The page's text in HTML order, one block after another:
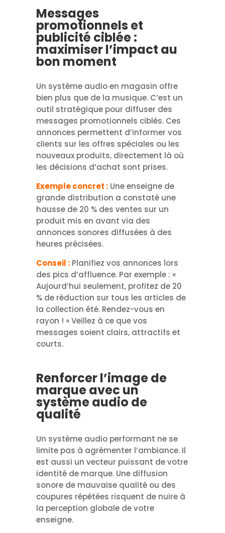
Messages
promotionnels et
publicité ciblée :
maximiser l’impact au
bon moment
Un système audio en magasin offre
bien plus que de la musique. C’est un
outil stratégique pour diffuser des
messages promotionnels ciblés. Ces
annonces permettent d’informer vos
clients sur les offres spéciales ou les
nouveaux produits, directement là où
les décisions d’achat sont prises.
Exemple concret :Une enseigne de
grande distribution a constaté une
hausse de 20 % des ventes sur un
produit mis en avant via des
annonces sonores diffusées à des
heures précisées.
Conseil :Planifiez vos annonces lors
des pics d’affluence. Par exemple : «
Aujourd’hui seulement, profitez de 20
% de réduction sur tous les articles de
la collection été. Rendez-vous en
rayon ! » Veillez à ce que vos
messages soient clairs, attractifs et
courts.
Renforcer l’image de
marque avec un
système audio de
qualité
Un système audio performant ne se
limite pas à agrémenter l’ambiance. Il
est aussi un vecteur puissant de votre
identité de marque. Une diffusion
sonore de mauvaise qualité ou des
coupures répétées risquent de nuire à
la perception globale de votre
enseigne.